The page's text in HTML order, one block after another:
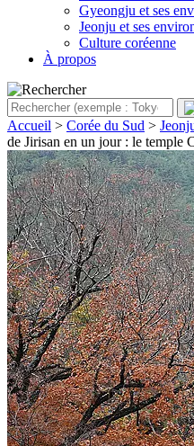
Gyeongju et ses
Jeonju et ses
Culture coréenne
À propos
Accueil > Corée du Sud >
de Jirisan en un jour : le temple